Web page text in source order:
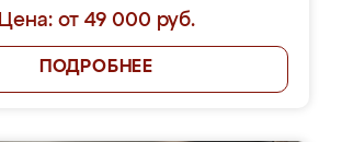
Цена: от 49 000 руб.
ПОДРОБНЕЕ